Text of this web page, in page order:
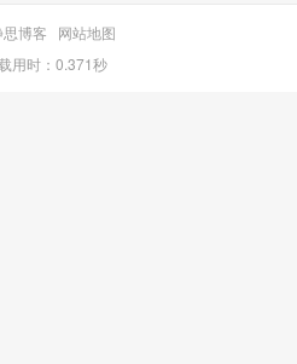
思博客
网站地图
用时：0.371秒